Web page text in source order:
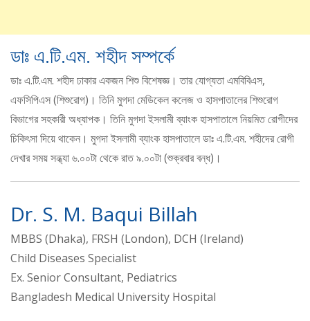
ডাঃ এ.টি.এম. শহীদ সম্পর্কে
ডাঃ এ.টি.এম. শহীদ ঢাকার একজন শিশু বিশেষজ্ঞ। তার যোগ্যতা এমবিবিএস,
এফসিপিএস (শিশুরোগ)। তিনি মুগদা মেডিকেল কলেজ ও হাসপাতালের শিশুরোগ
বিভাগের সহকারী অধ্যাপক। তিনি মুগদা ইসলামী ব্যাংক হাসপাতালে নিয়মিত রোগীদের
চিকিৎসা দিয়ে থাকেন। মুগদা ইসলামী ব্যাংক হাসপাতালে ডাঃ এ.টি.এম. শহীদের রোগী
দেখার সময় সন্ধ্যা ৬.০০টা থেকে রাত ৯.০০টা (শুক্রবার বন্ধ)।
Dr. S. M. Baqui Billah
MBBS (Dhaka), FRSH (London), DCH (Ireland)
Child Diseases Specialist
Ex. Senior Consultant, Pediatrics
Bangladesh Medical University Hospital